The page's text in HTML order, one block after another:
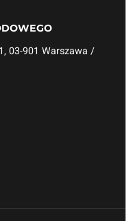
03-901 Warszawa /